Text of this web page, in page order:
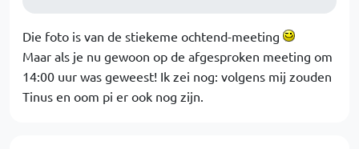
Die foto is van de stiekeme ochtend-meeting
Maar als je nu gewoon op de afgesproken meeting om
14:00 uur was geweest! Ik zei nog: volgens mij zouden
Tinus en oom pi er ook nog zijn.